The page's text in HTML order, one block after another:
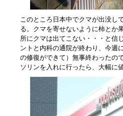
このところ日本中でクマが出没し
る。クマを寄せないように柿とか
所にクマは出てこない・・・と信
ントと内科の通院が終わり、今週
の修復ができて）無事終わったの
ソリンを入れに行ったら、大幅に